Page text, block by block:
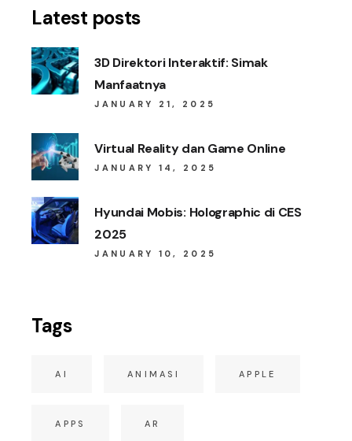
Latest posts
3D Direktori Interaktif: Simak
Manfaatnya
JANUARY 21, 2025
Virtual Reality dan Game Online
JANUARY 14, 2025
Hyundai Mobis: Holographic di CES
2025
JANUARY 10, 2025
Tags
AI ANIMASI APPLE
APPS AR